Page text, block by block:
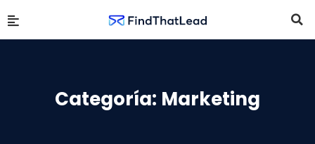
Categoría: Marketing